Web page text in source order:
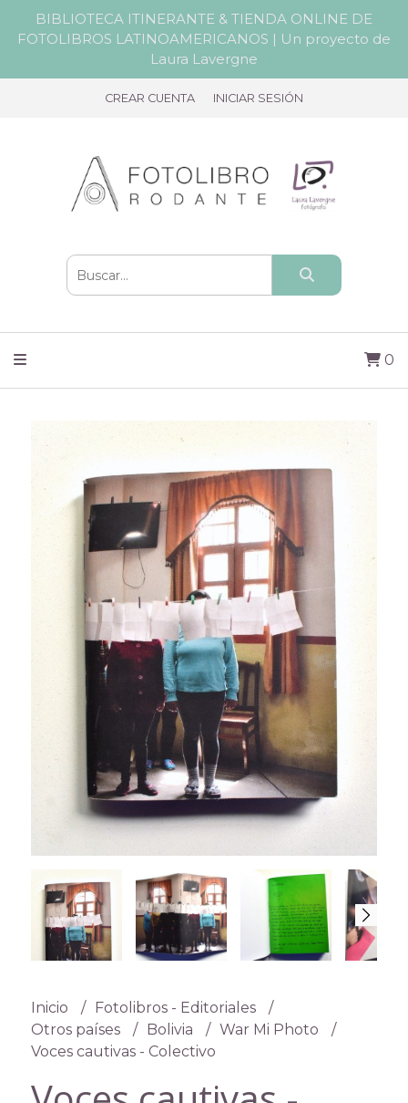
BIBLIOTECA ITINERANTE & TIENDA ONLINE DE
FOTOLIBROS LATINOAMERICANOS | Un proyecto de
Laura Lavergne
CREAR CUENTA INICIAR SESIÓN
0
Inicio
Fotolibros - Editoriales
Otros países
Bolivia
War Mi Photo
Voces cautivas - Colectivo